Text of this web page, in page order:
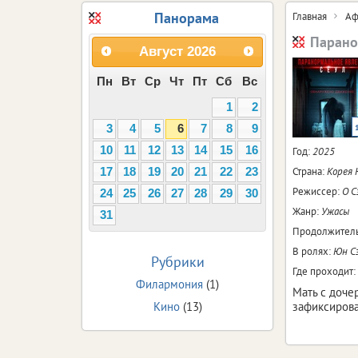
Главная
Год:2025
Страна:Корея
Режиссер: О
Жанр: Ужасы
В ролях:Юн
Где проходит:
Мать с
Панорама
Август 2026
Пн Вт Ср Чт Пт Сб
Вс
1
2
3
4 5 6 7 8
9
10
11 12 13 14 15
16
17
18 19 20 21 22
23
24
25 26 27 28 29
30
31
Рубрики
Филармония (1)
Кино(13)